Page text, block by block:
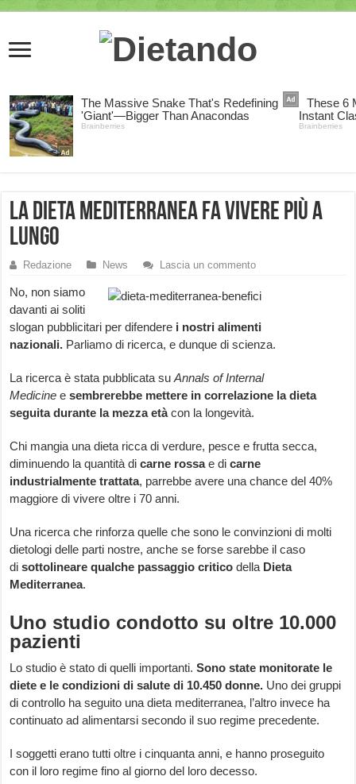
La dieta mediterranea fa vivere più a
lungo
Redazione News Lascia un commento
No, non siamo
davanti ai soliti
slogan pubblicitari per difendere i nostri alimenti
nazionali. Parliamo di ricerca, e dunque di scienza.
La ricerca è stata pubblicata suAnnals of Internal
Medicineesembrerebbe mettere in correlazione la dieta
seguita durante la mezza etàcon la longevità.
Chi mangia una dieta ricca di verdure, pesce e frutta secca,
diminuendo la quantità dicarne rossae dicarne
industrialmente trattata, parrebbe avere una chance del 40%
maggiore di vivere oltre i 70 anni.
Una ricerca che rinforza quelle che sono le convinzioni di molti
dietologi delle parti nostre, anche se forse sarebbe il caso
disottolineare qualche passaggio criticodella Dieta
Mediterranea.
Uno studio condotto su oltre 10.000
pazienti
Lo studio è stato di quelli importanti.Sono state monitorate le
diete e le condizioni di salute di 10.450 donne. Uno dei gruppi
di controllo ha seguito una dieta mediterranea, l’altro invece ha
continuato ad alimentarsi secondo il suo regime precedente.
I soggetti erano tutti oltre i cinquanta anni, e hanno proseguito
con il loro regime fino al giorno del loro decesso.